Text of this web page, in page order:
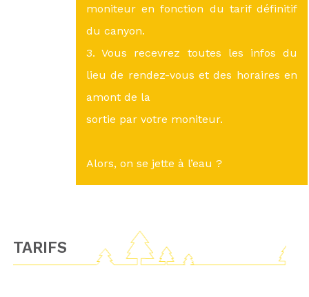
moniteur en fonction du tarif définitif
du canyon.
3. Vous recevrez toutes les infos du
lieu de rendez-vous et des horaires en
amont de la
sortie par votre moniteur.
Alors, on se jette à l’eau ?
TARIFS